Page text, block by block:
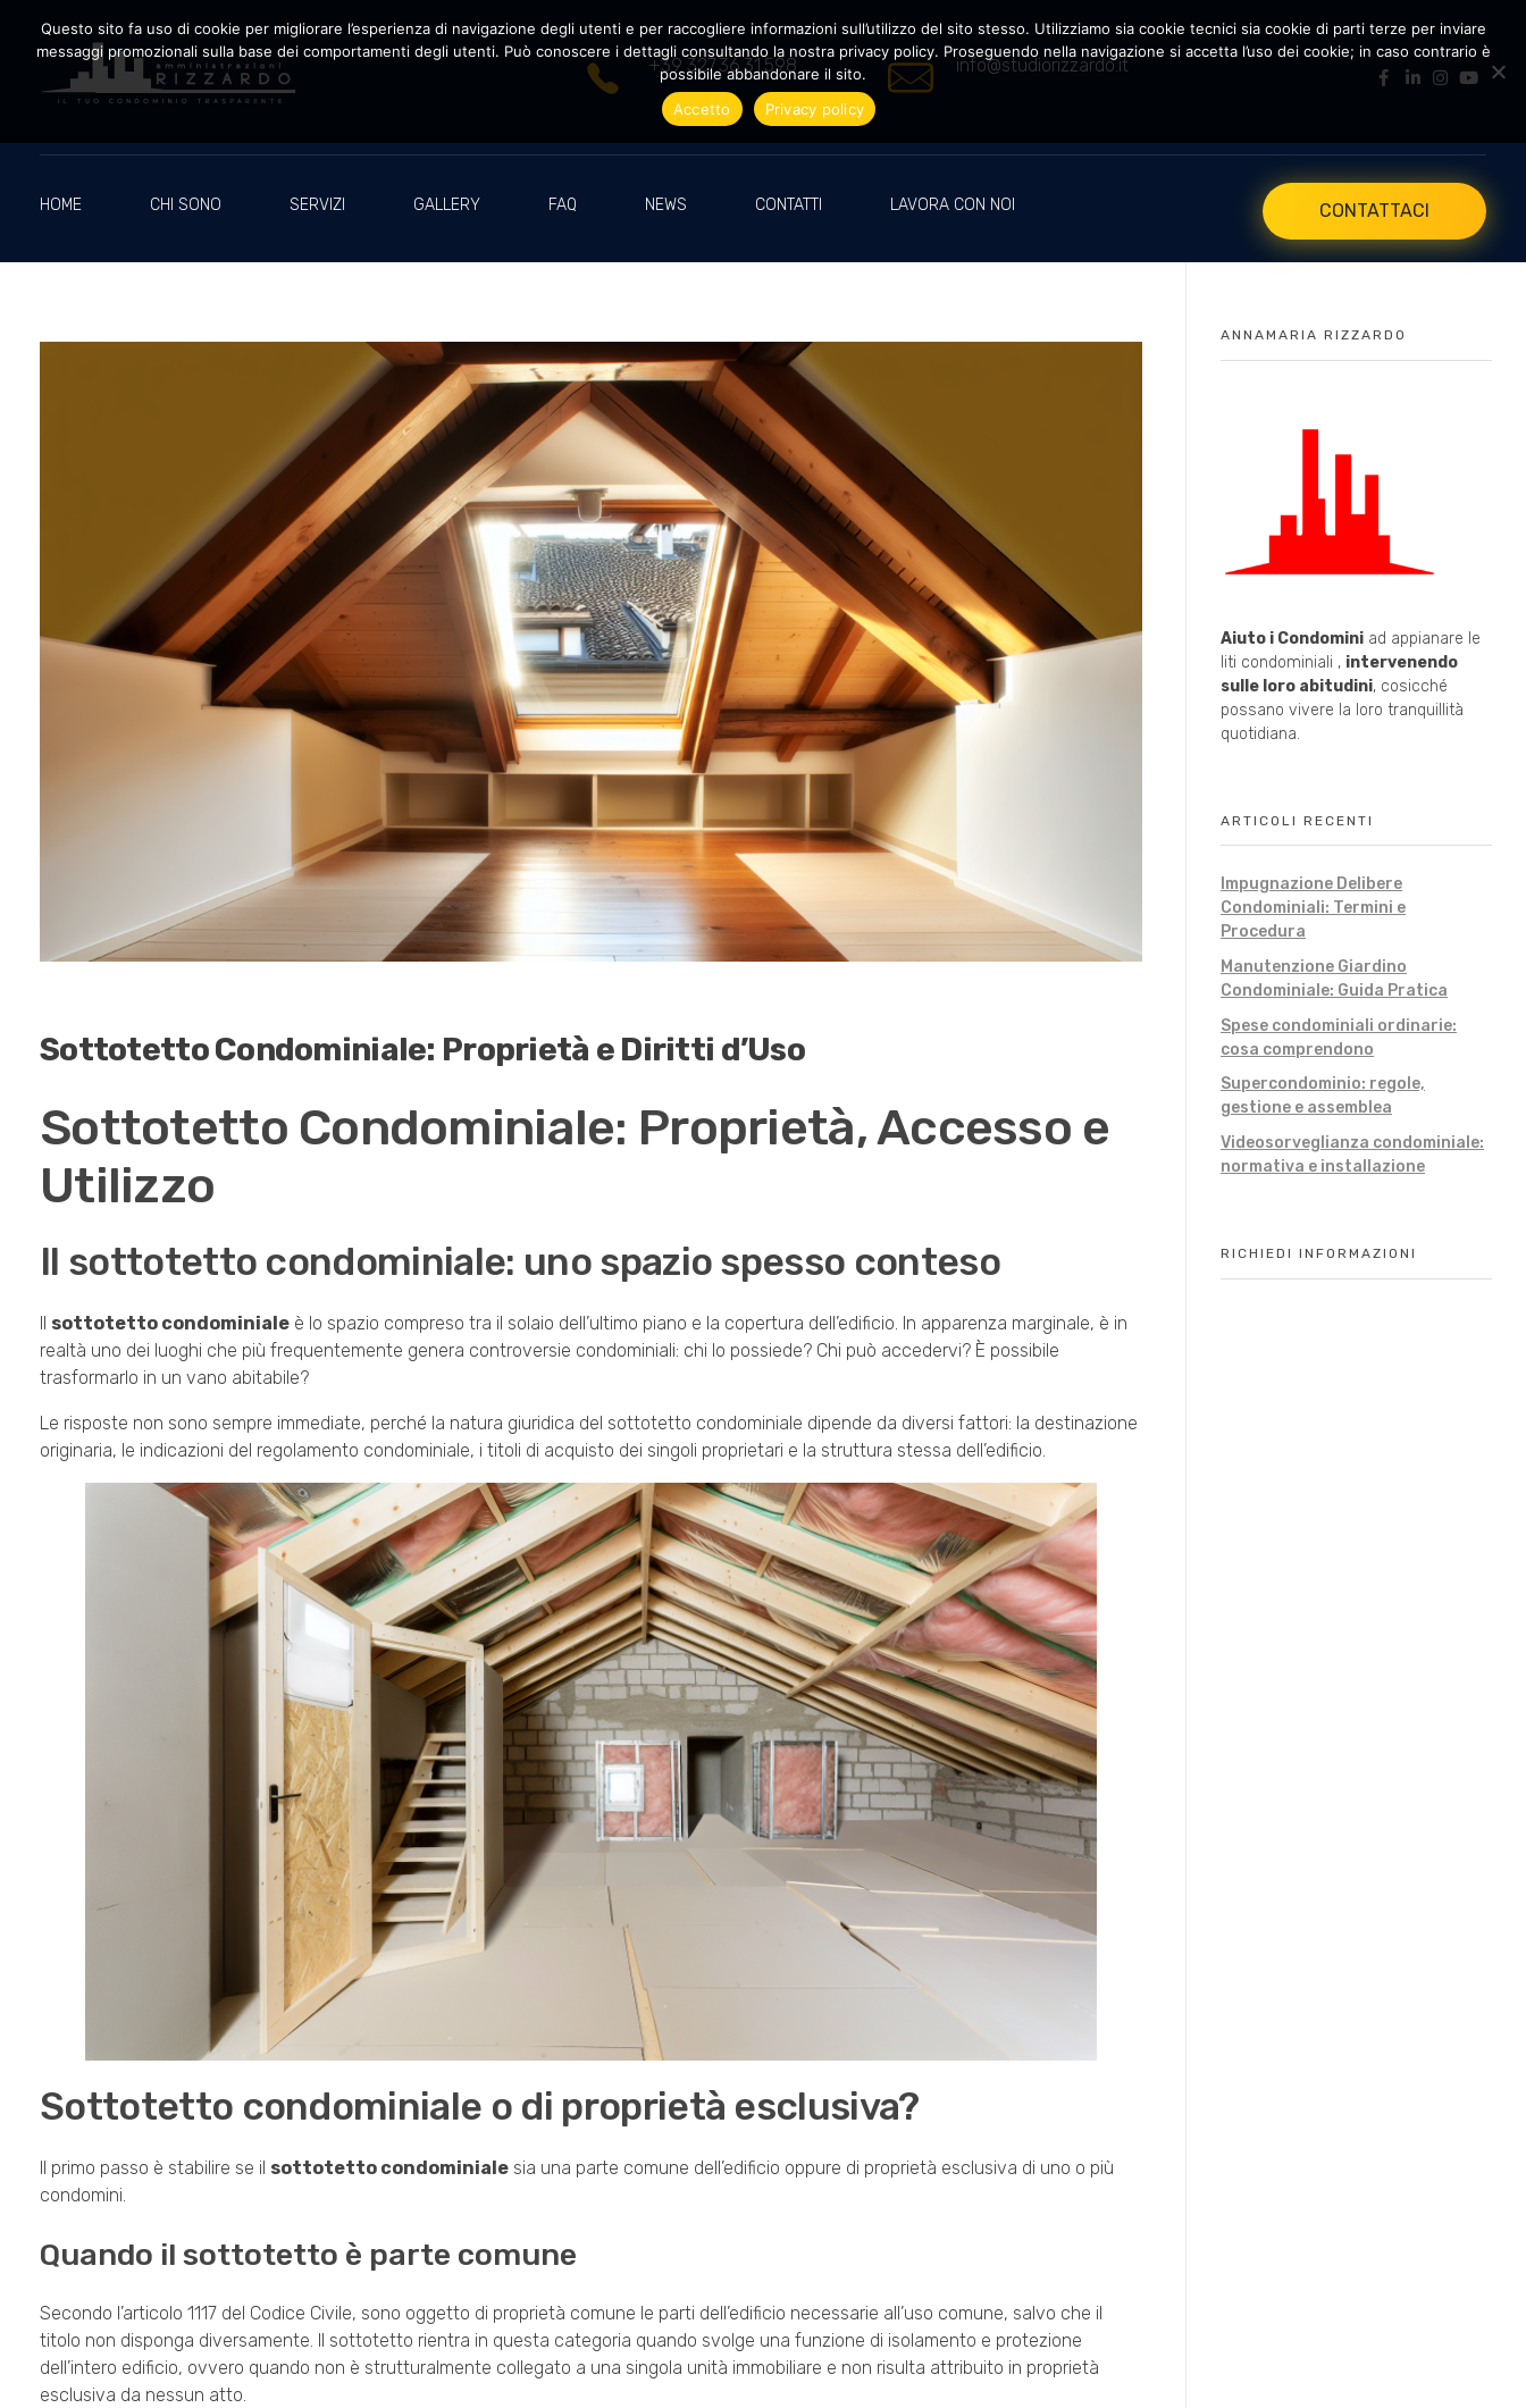
+39 327.36.31.598 info@studiorizzardo.it
HOME CHI SONO SERVIZI GALLERY FAQ NEWS CONTATTI LAVORA CON NOI CONTATTACI
Sottotetto Condominiale: Proprietà e Diritti d’Uso
Sottotetto Condominiale: Proprietà, Accesso e
Utilizzo
Il sottotetto condominiale: uno spazio spesso conteso
Il sottotetto condominiale è lo spazio compreso tra il solaio dell’ultimo piano e la copertura dell’edificio. In apparenza marginale, è in
realtà uno dei luoghi che più frequentemente genera controversie condominiali: chi lo possiede? Chi può accedervi? È possibile
trasformarlo in un vano abitabile?
Le risposte non sono sempre immediate, perché la natura giuridica del sottotetto condominiale dipende da diversi fattori: la destinazione
originaria, le indicazioni del regolamento condominiale, i titoli di acquisto dei singoli proprietari e la struttura stessa dell’edificio.
Sottotetto condominiale o di proprietà esclusiva?
Il primo passo è stabilire se il sottotetto condominiale sia una parte comune dell’edificio oppure di proprietà esclusiva di uno o più
condomini.
Quando il sottotetto è parte comune
Secondo l’articolo 1117 del Codice Civile, sono oggetto di proprietà comune le parti dell’edificio necessarie all’uso comune, salvo che il
titolo non disponga diversamente. Il sottotetto rientra in questa categoria quando svolge una funzione di isolamento e protezione
dell’intero edificio, ovvero quando non è strutturalmente collegato a una singola unità immobiliare e non risulta attribuito in proprietà
esclusiva da nessun atto.
ANNAMARIA RIZZARDO
Aiuto i Condomini ad appianare le
liti condominiali , intervenendo
sulle loro abitudini, cosicché
possano vivere la loro tranquillità
quotidiana.
ARTICOLI RECENTI
Impugnazione Delibere
Condominiali: Termini e
Procedura
Manutenzione Giardino
Condominiale: Guida Pratica
Spese condominiali ordinarie:
cosa comprendono
Supercondominio: regole,
gestione e assemblea
Videosorveglianza condominiale:
normativa e installazione
RICHIEDI INFORMAZIONI
Questo sito fa uso di cookie per migliorare l’esperienza di navigazione degli utenti e per raccogliere informazioni sull’utilizzo del sito stesso. Utilizziamo sia cookie tecnici sia cookie di parti terze per inviare
messaggi promozionali sulla base dei comportamenti degli utenti. Può conoscere i dettagli consultando la nostra privacy policy. Proseguendo nella navigazione si accetta l’uso dei cookie; in caso contrario è
possibile abbandonare il sito.
Accetto
Privacy policy